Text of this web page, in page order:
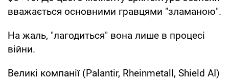
вважається основними гравцями "зламаною".
На жаль, "лагодиться" вона лише в процесі
війни.
Великі компанії (Palantir, Rheinmetall, Shield AI)